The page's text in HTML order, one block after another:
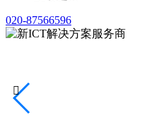
020-87566596
